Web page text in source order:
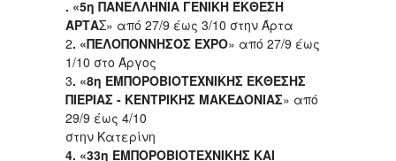
. «5η ΠΑΝΕΛΛΗΝΙΑ ΓΕΝΙΚΗ ΈΚΘΕΣΗ
ΆΡΤΑΣ» από 27/9 έως 3/10 στην Άρτα
2. «ΠΕΛΟΠΟΝΝΗΣΟΣ EXPO» από 27/9 έως
1/10 στo Άργος
3. «8η ΕΜΠΟΡΟΒΙΟΤΕΧΝΙΚΗΣ ΕΚΘΕΣΗΣ
ΠΙΕΡΙΑΣ - ΚΕΝΤΡΙΚΗΣ ΜΑΚΕΔΟΝΙΑΣ» από
29/9 έως 4/10
στην Κατερίνη
4. «33η ΕΜΠΟΡΟΒΙΟΤΕΧΝΙΚΗΣ ΚΑΙ